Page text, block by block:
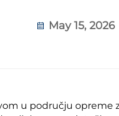
May 15, 2026
u području opreme